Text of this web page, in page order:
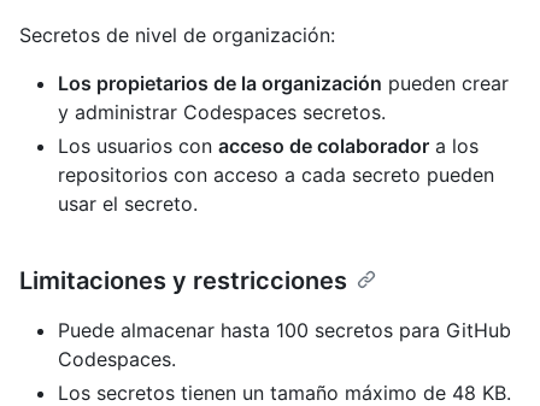
Secretos de nivel de organización:
Los propietarios de la organización pueden crear
y administrar Codespaces secretos.
Los usuarios con acceso de colaborador a los
repositorios con acceso a cada secreto pueden
usar el secreto.
Limitaciones y restricciones
Puede almacenar hasta 100 secretos para GitHub
Codespaces.
Los secretos tienen un tamaño máximo de 48 KB.